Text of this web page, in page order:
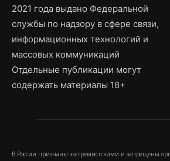
2021 года выдано Федеральной
службы по надзору в сфере связи,
информационных технологий и
массовых коммуникаций
Отдельные публикации могут
содержать материалы 18+
В России признаны экстремистскими и запрещены